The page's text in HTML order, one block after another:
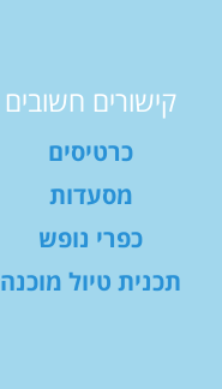
קישורים חשובים
כרטיסים
מסעדות
כפרי נופש
תכנית טיול מוכנה